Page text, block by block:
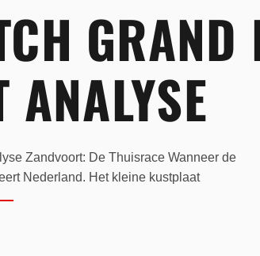
ANALYSE
Zandvoort: De Thuisrace Wanneer de
Nederland. Het kleine kustplaat